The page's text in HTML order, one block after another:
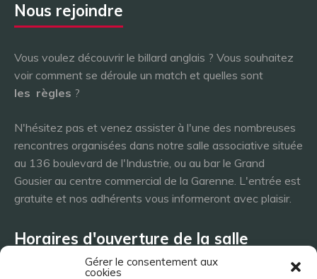
Gérer le consentement aux
cookies
Nous rejoindre
Vous voulez découvrir le billard anglais ? Vous souhaitez
voir comment se déroule un match et quelles sont
les règles ?
N'hésitez pas et venez assister à l'une des nombreuses
rencontres organisées dans notre salle associative située
au 136 boulevard de l'Industrie, ou au bar le Grand
Gousier au centre commercial de la Garenne. L'entrée est
gratuite et nos adhérents vous informeront avec plaisir.
Horaires d'ouverture de la salle